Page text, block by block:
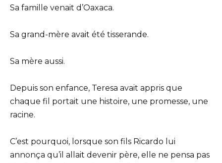
Sa famille venait d’Oaxaca.
Sa grand-mère avait été tisserande.
Sa mère aussi.
Depuis son enfance, Teresa avait appris que
chaque fil portait une histoire, une promesse, une
racine.
C’est pourquoi, lorsque son fils Ricardo lui
annonça qu’il allait devenir père, elle ne pensa pas